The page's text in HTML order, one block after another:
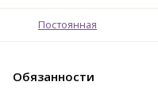
Постоянная
Обязанности